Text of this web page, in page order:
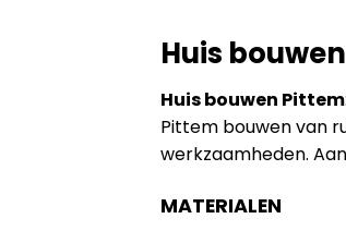
Huis
Huis bouwen Pittem
Pittem bouwen van
werkzaamheden.
MATERIALEN